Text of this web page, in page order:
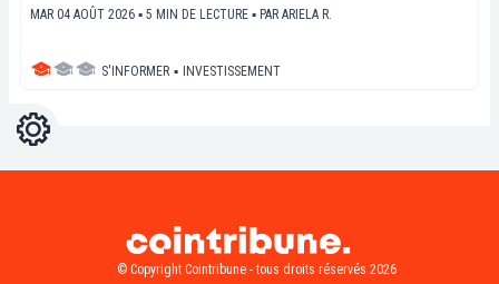
MAR 04 AOÛT 2026 ▪ 5 MIN DE LECTURE ▪ PAR ARIELA R.
S'INFORMER ▪ INVESTISSEMENT
Réglages
© Copyright Cointribune - tous droits réservés 2026